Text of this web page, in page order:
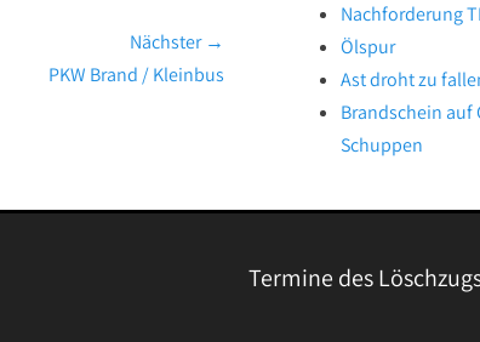
Nächster →
PKW Brand / Kleinbus
Nachforderung
Ölspur
Ast droht zu
Brandschein auf
Schuppen
Termine des